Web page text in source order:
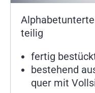
teilig
fertig
bestehend
quer mit